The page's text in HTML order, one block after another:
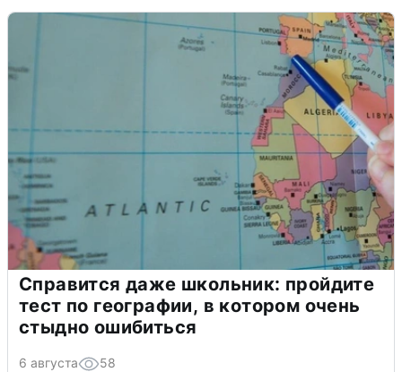
Справится даже школьник: пройдите
тест по географии, в котором очень
стыдно ошибиться
6 августа 58